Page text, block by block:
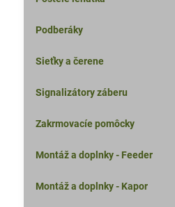
Podberáky
Sieťky a čerene
Signalizátory záberu
Zakrmovacíe pomôcky
Montáž a doplnky - Feeder
Montáž a doplnky - Kapor